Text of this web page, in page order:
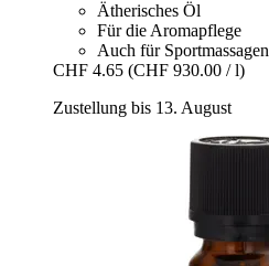
Ätherisches Öl
Für die Aromapflege
Auch für Sportmassagen
CHF 4.65 (CHF 930.00 / l)
Zustellung bis 13. August